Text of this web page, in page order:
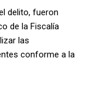
delito, fueron
de la Fiscalía
las
conforme a la